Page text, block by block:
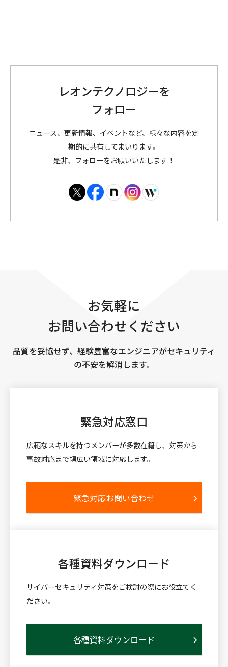
レオンテクノロジーを
フォロー
ニュース、更新情報、イベントなど、様々な内容を定
期的に共有してまいります。
是非、フォローをお願いいたします！
お気軽に
お問い合わせください
品質を妥協せず、経験豊富なエンジニアがセキュリティ
の不安を解消します。
緊急対応窓口
広範なスキルを持つメンバーが多数在籍し、対策から
事故対応まで幅広い領域に対応します。
緊急対応お問い合わせ
各種資料ダウンロード
サイバーセキュリティ対策をご検討の際にお役立てく
ださい。
各種資料ダウンロード